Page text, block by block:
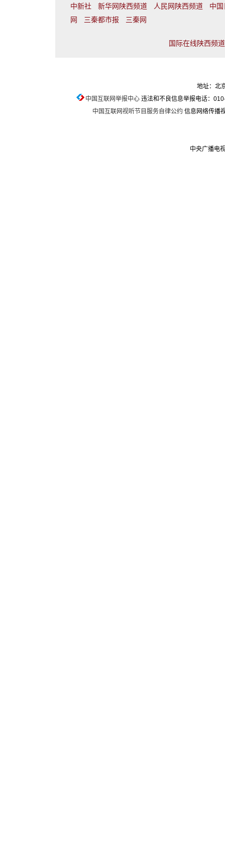
中新社 新华网陕西频道 人民网陕西频道
中
网
三秦都市报 三秦网
国际在线陕西频
地址：北
中国互联网举报中心违法和不良信息举报电话：
中国互联网视听节目服务自律公约 信息网络传播
中央广播电